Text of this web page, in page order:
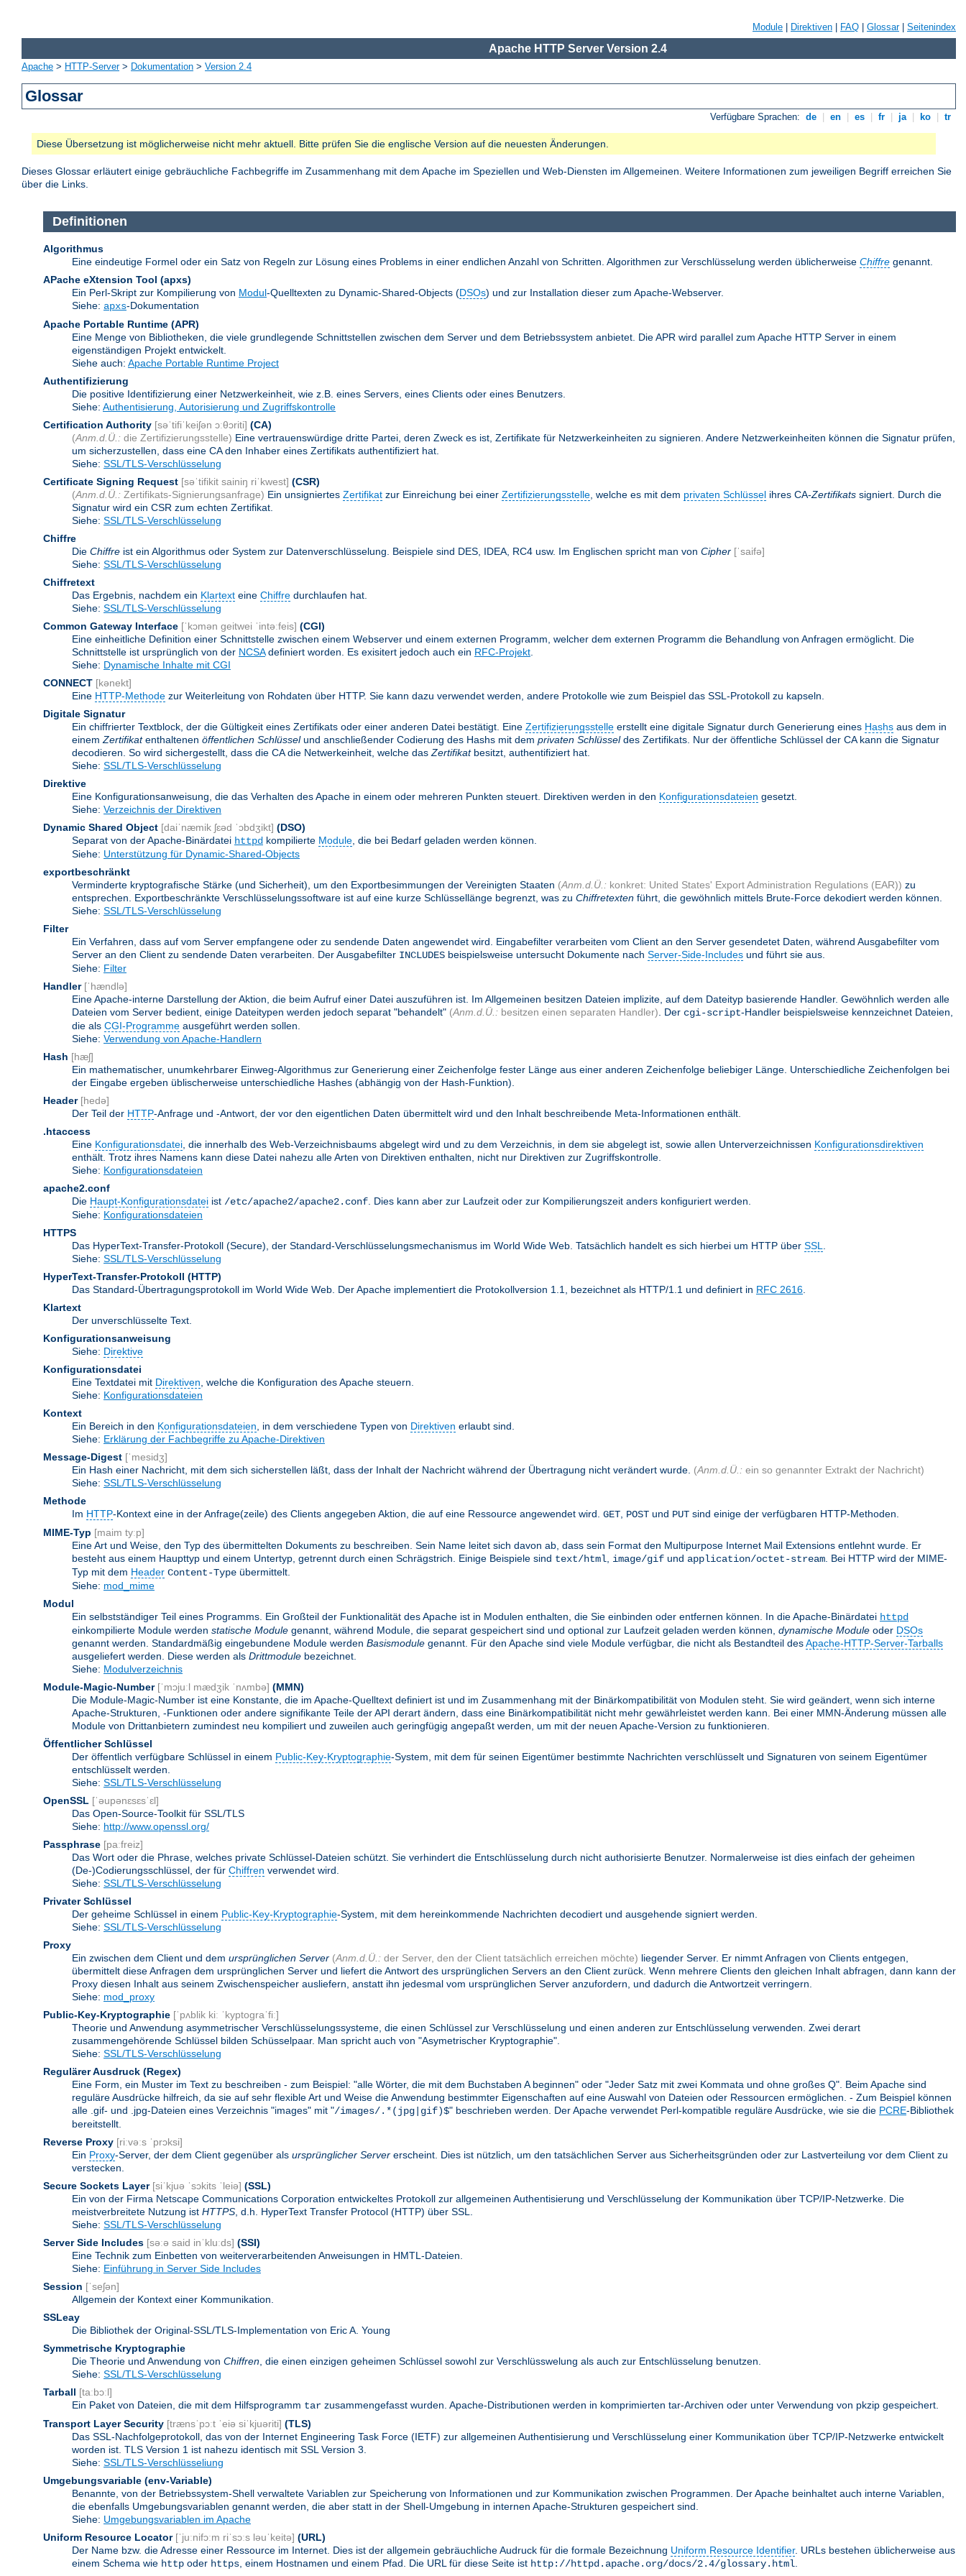
Module Direktiven FAQ Glossar| Seitenindex
Apache HTTP Server Version 2.4
Apache > HTTP-Server> Dokumentation > Version 2.4
Glossar
Verfügbare Sprachen: de en es fr ja ko tr
Diese Übersetzung ist möglicherweise nicht mehr aktuell. Bitte prüfen Sie die englische Version auf die neuesten Änderungen.
Dieses Glossar erläutert einige gebräuchliche Fachbegriffe im Zusammenhang mit dem Apache im Speziellen und Web-Diensten im Allgemeinen. Weitere Informationen zum jeweiligen Begriff erreichen Sie
über die Links.
Definitionen
Algorithmus
Eine eindeutige Formel oder ein Satz von Regeln zur Lösung eines Problems in einer endlichen Anzahl von Schritten. Algorithmen zur Verschlüsselung werden üblicherweise Chiffre genannt.
APache eXtension Tool (apxs)
Ein Perl-Skript zur Kompilierung von Modul-Quelltexten zu Dynamic-Shared-Objects (DSOs) und zur Installation dieser zum Apache-Webserver.
Siehe: apxs-Dokumentation
Apache Portable Runtime (APR)
Eine Menge von Bibliotheken, die viele grundlegende Schnittstellen zwischen dem Server und dem Betriebssystem anbietet. Die APR wird parallel zum Apache HTTP Server in einem
eigenständigen Projekt entwickelt.
Siehe auch: Apache Portable Runtime Project
Authentifizierung
Die positive Identifizierung einer Netzwerkeinheit, wie z.B. eines Servers, eines Clients oder eines Benutzers.
Siehe: Authentisierung, Autorisierung und Zugriffskontrolle
Certification Authority [səˈtifiˈkeiʃən ɔːθɔriti] (CA)
(Anm.d.Ü.: die Zertifizierungsstelle) Eine vertrauenswürdige dritte Partei, deren Zweck es ist, Zertifikate für Netzwerkeinheiten zu signieren. Andere Netzwerkeinheiten können die Signatur prüfen,
um sicherzustellen, dass eine CA den Inhaber eines Zertifikats authentifiziert hat.
Siehe: SSL/TLS-Verschlüsselung
Certificate Signing Request [səˈtifikit sainiŋ riˈkwest] (CSR)
(Anm.d.Ü.: Zertifikats-Signierungsanfrage) Ein unsigniertes Zertifikat zur Einreichung bei einer Zertifizierungsstelle , welche es mit dem privaten Schlüssel ihres CA-Zertifikats signiert. Durch die
Signatur wird ein CSR zum echten Zertifikat.
Siehe: SSL/TLS-Verschlüsselung
Chiffre
Die Chiffre ist ein Algorithmus oder System zur Datenverschlüsselung. Beispiele sind DES, IDEA, RC4 usw. Im Englischen spricht man von Cipher [ˈsaifə]
Siehe: SSL/TLS-Verschlüsselung
Chiffretext
Das Ergebnis, nachdem ein Klartext eine Chiffre durchlaufen hat.
Siehe: SSL/TLS-Verschlüsselung
Common Gateway Interface [ˈkɔmən geitwei ˈintəːfeis] (CGI)
Eine einheitliche Definition einer Schnittstelle zwischen einem Webserver und einem externen Programm, welcher dem externen Programm die Behandlung von Anfragen ermöglicht. Die
Schnittstelle ist ursprünglich von der NCSAdefiniert worden. Es exisitert jedoch auch ein RFC-Projekt
Siehe: Dynamische Inhalte mit CGI
CONNECT [kənekt]
Eine HTTP-Methode zur Weiterleitung von Rohdaten über HTTP. Sie kann dazu verwendet werden, andere Protokolle wie zum Beispiel das SSL-Protokoll zu kapseln.
Digitale Signatur
Ein chiffrierter Textblock, der die Gültigkeit eines Zertifikats oder einer anderen Datei bestätigt. Eine Zertifizierungsstelle erstellt eine digitale Signatur durch Generierung eines Hashs aus dem in
einem Zertifikatenthaltenen öffentlichen Schlüsselund anschließender Codierung des Hashs mit dem privaten Schlüsseldes Zertifikats. Nur der öffentliche Schlüssel der CA kann die Signatur
decodieren. So wird sichergestellt, dass die CA die Netwerkeinheit, welche das Zertifikatbesitzt, authentifiziert hat.
Siehe: SSL/TLS-Verschlüsselung
Direktive
Eine Konfigurationsanweisung, die das Verhalten des Apache in einem oder mehreren Punkten steuert. Direktiven werden in den Konfigurationsdateien gesetzt.
Siehe: Verzeichnis der Direktiven
Dynamic Shared Object [daiˈnæmik ʃɛəd ˈɔbdʒikt] (DSO)
Separat von der Apache-Binärdatei httpd kompilierte Module , die bei Bedarf geladen werden können.
Siehe: Unterstützung für Dynamic-Shared-Objects
exportbeschränkt
Verminderte kryptografische Stärke (und Sicherheit), um den Exportbesimmungen der Vereinigten Staaten (Anm.d.Ü.: konkret: United States' Export Administration Regulations (EAR)) zu
entsprechen. Exportbeschränkte Verschlüsselungssoftware ist auf eine kurze Schlüssellänge begrenzt, was zu Chiffretexten führt, die gewöhnlich mittels Brute-Force dekodiert werden können.
Siehe: SSL/TLS-Verschlüsselung
Filter
Ein Verfahren, dass auf vom Server empfangene oder zu sendende Daten angewendet wird. Eingabefilter verarbeiten vom Client an den Server gesendetet Daten, während Ausgabefilter vom
Server an den Client zu sendende Daten verarbeiten. Der Ausgabefilter INCLUDES beispielsweise untersucht Dokumente nach Server-Side-Includes und führt sie aus.
Siehe: Filter
Handler [ˈhændlə]
Eine Apache-interne Darstellung der Aktion, die beim Aufruf einer Datei auszuführen ist. Im Allgemeinen besitzen Dateien implizite, auf dem Dateityp basierende Handler. Gewöhnlich werden alle
Dateien vom Server bedient, einige Dateitypen werden jedoch separat "behandelt" (Anm.d.Ü.: besitzen einen separaten Handler) . Der cgi-script-Handler beispielsweise kennzeichnet Dateien,
die als CGI-Programme ausgeführt werden sollen.
Siehe: Verwendung von Apache-Handlern
Hash [hæʃ]
Ein mathematischer, unumkehrbarer Einweg-Algorithmus zur Generierung einer Zeichenfolge fester Länge aus einer anderen Zeichenfolge beliebiger Länge. Unterschiedliche Zeichenfolgen bei
der Eingabe ergeben üblischerweise unterschiedliche Hashes (abhängig von der Hash-Funktion).
Header [hedə]
Der Teil der HTTP-Anfrage und -Antwort, der vor den eigentlichen Daten übermittelt wird und den Inhalt beschreibende Meta-Informationen enthält.
.htaccess
Eine Konfigurationsdatei , die innerhalb des Web-Verzeichnisbaums abgelegt wird und zu dem Verzeichnis, in dem sie abgelegt ist, sowie allen Unterverzeichnissen Konfigurationsdirektiven
enthält. Trotz ihres Namens kann diese Datei nahezu alle Arten von Direktiven enthalten, nicht nur Direktiven zur Zugriffskontrolle.
Siehe: Konfigurationsdateien
apache2.conf
Die Haupt-Konfigurationsdatei ist /etc/apache2/apache2.conf . Dies kann aber zur Laufzeit oder zur Kompilierungszeit anders konfiguriert werden.
Siehe: Konfigurationsdateien
HTTPS
Das HyperText-Transfer-Protokoll (Secure), der Standard-Verschlüsselungsmechanismus im World Wide Web. Tatsächlich handelt es sich hierbei um HTTP über SSL
Siehe: SSL/TLS-Verschlüsselung
HyperText-Transfer-Protokoll (HTTP)
Das Standard-Übertragungsprotokoll im World Wide Web. Der Apache implementiert die Protokollversion 1.1, bezeichnet als HTTP/1.1 und definiert in RFC 2616
Klartext
Der unverschlüsselte Text.
Konfigurationsanweisung
Siehe: Direktive
Konfigurationsdatei
Eine Textdatei mit Direktiven , welche die Konfiguration des Apache steuern.
Siehe: Konfigurationsdateien
Kontext
Ein Bereich in den Konfigurationsdateien , in dem verschiedene Typen von Direktiven erlaubt sind.
Siehe: Erklärung der Fachbegriffe zu Apache-Direktiven
Message-Digest [ˈmesidʒ]
Ein Hash einer Nachricht, mit dem sich sicherstellen läßt, dass der Inhalt der Nachricht während der Übertragung nicht verändert wurde. (Anm.d.Ü.: ein so genannter Extrakt der Nachricht)
Siehe: SSL/TLS-Verschlüsselung
Methode
Im HTTP-Kontext eine in der Anfrage(zeile) des Clients angegeben Aktion, die auf eine Ressource angewendet wird. GET POST und PUT sind einige der verfügbaren HTTP-Methoden.
MIME-Typ [maim tyːp]
Eine Art und Weise, den Typ des übermittelten Dokuments zu beschreiben. Sein Name leitet sich davon ab, dass sein Format den Multipurpose Internet Mail Extensions entlehnt wurde. Er
besteht aus einem Haupttyp und einem Untertyp, getrennt durch einen Schrägstrich. Einige Beispiele sind text/html image/gif und application/octet-stream . Bei HTTP wird der MIME-
Typ mit dem Header Content-Type übermittelt.
Siehe: mod_mime
Modul
Ein selbstständiger Teil eines Programms. Ein Großteil der Funktionalität des Apache ist in Modulen enthalten, die Sie einbinden oder entfernen können. In die Apache-Binärdatei httpd
einkompilierte Module werden statische Module genannt, während Module, die separat gespeichert sind und optional zur Laufzeit geladen werden können, dynamische Module oder DSOs
genannt werden. Standardmäßig eingebundene Module werden Basismodule genannt. Für den Apache sind viele Module verfügbar, die nicht als Bestandteil desApache-HTTP-Server-Tarballs
ausgeliefert werden. Diese werden als Drittmodule bezeichnet.
Siehe: Modulverzeichnis
Module-Magic-Number [ˈmɔjuːl mædʒik ˈnʌmbə] (MMN)
Die Module-Magic-Number ist eine Konstante, die im Apache-Quelltext definiert ist und im Zusammenhang mit der Binärkompatibilität von Modulen steht. Sie wird geändert, wenn sich interne
Apache-Strukturen, -Funktionen oder andere signifikante Teile der API derart ändern, dass eine Binärkompatibilität nicht mehr gewährleistet werden kann. Bei einer MMN-Änderung müssen alle
Module von Drittanbietern zumindest neu kompiliert und zuweilen auch geringfügig angepaßt werden, um mit der neuen Apache-Version zu funktionieren.
Öffentlicher Schlüssel
Der öffentlich verfügbare Schlüssel in einem Public-Key-Kryptographie-System, mit dem für seinen Eigentümer bestimmte Nachrichten verschlüsselt und Signaturen von seinem Eigentümer
entschlüsselt werden.
Siehe: SSL/TLS-Verschlüsselung
OpenSSL [ˈəupənɛsɛsˈɛl]
Das Open-Source-Toolkit für SSL/TLS
Siehe: http://www.openssl.org/
Passphrase [paːfreiz]
Das Wort oder die Phrase, welches private Schlüssel-Dateien schützt. Sie verhindert die Entschlüsselung durch nicht authorisierte Benutzer. Normalerweise ist dies einfach der geheimen
(De-)Codierungsschlüssel, der für Chiffren verwendet wird.
Siehe: SSL/TLS-Verschlüsselung
Privater Schlüssel
Der geheime Schlüssel in einem Public-Key-Kryptographie-System, mit dem hereinkommende Nachrichten decodiert und ausgehende signiert werden.
Siehe: SSL/TLS-Verschlüsselung
Proxy
Ein zwischen dem Client und dem ursprünglichen Server (Anm.d.Ü.: der Server, den der Client tatsächlich erreichen möchte) liegender Server. Er nimmt Anfragen von Clients entgegen,
übermittelt diese Anfragen dem ursprünglichen Server und liefert die Antwort des ursprünglichen Servers an den Client zurück. Wenn mehrere Clients den gleichen Inhalt abfragen, dann kann der
Proxy diesen Inhalt aus seinem Zwischenspeicher ausliefern, anstatt ihn jedesmal vom ursprünglichen Server anzufordern, und dadurch die Antwortzeit verringern.
Siehe: mod_proxy
Public-Key-Kryptographie [ˈpʌblik kiː ˈkyptograˈfiː]
Theorie und Anwendung asymmetrischer Verschlüsselungssysteme, die einen Schlüssel zur Verschlüsselung und einen anderen zur Entschlüsselung verwenden. Zwei derart
zusammengehörende Schlüssel bilden Schüsselpaar. Man spricht auch von "Asymetrischer Kryptographie".
Siehe: SSL/TLS-Verschlüsselung
Regulärer Ausdruck (Regex)
Eine Form, ein Muster im Text zu beschreiben - zum Beispiel: "alle Wörter, die mit dem Buchstaben A beginnen" oder "Jeder Satz mit zwei Kommata und ohne großes Q". Beim Apache sind
reguläre Ausdrücke hilfreich, da sie auf sehr flexible Art und Weise die Anwendung bestimmter Eigenschaften auf eine Auswahl von Dateien oder Ressourcen ermöglichen. - Zum Beispiel können
alle .gif- und .jpg-Dateien eines Verzeichnis "images" mit "/images/.*(jpg|gif)$" beschrieben werden. Der Apache verwendet Perl-kompatible reguläre Ausdrücke, wie sie die PCRE-Bibliothek
bereitstellt.
Reverse Proxy [riːvəːs ˈprɔksi]
Ein Proxy-Server, der dem Client gegenüber als ursprünglicher Server erscheint. Dies ist nützlich, um den tatsächlichen Server aus Sicherheitsgründen oder zur Lastverteilung vor dem Client zu
verstecken.
Secure Sockets Layer [siˈkjuə ˈsɔkits ˈleiə] (SSL)
Ein von der Firma Netscape Communications Corporation entwickeltes Protokoll zur allgemeinen Authentisierung und Verschlüsselung der Kommunikation über TCP/IP-Netzwerke. Die
meistverbreitete Nutzung ist HTTPS , d.h. HyperText Transfer Protocol (HTTP) über SSL.
Siehe: SSL/TLS-Verschlüsselung
Server Side Includes [səːə said inˈkluːds] (SSI)
Eine Technik zum Einbetten von weiterverarbeitenden Anweisungen in HMTL-Dateien.
Siehe: Einführung in Server Side Includes
Session [ˈseʃən]
Allgemein der Kontext einer Kommunikation.
SSLeay
Die Bibliothek der Original-SSL/TLS-Implementation von Eric A. Young
Symmetrische Kryptographie
Die Theorie und Anwendung von Chiffren , die einen einzigen geheimen Schlüssel sowohl zur Verschlüsswelung als auch zur Entschlüsselung benutzen.
Siehe: SSL/TLS-Verschlüsselung
Tarball [taːbɔːl]
Ein Paket von Dateien, die mit dem Hilfsprogramm tar zusammengefasst wurden. Apache-Distributionen werden in komprimierten tar-Archiven oder unter Verwendung von pkzip gespeichert.
Transport Layer Security [trænsˈpɔːt ˈeiə siˈkjuəriti] (TLS)
Das SSL-Nachfolgeprotokoll, das von der Internet Engineering Task Force (IETF) zur allgemeinen Authentisierung und Verschlüsselung einer Kommunikation über TCP/IP-Netzwerke entwickelt
worden ist. TLS Version 1 ist nahezu identisch mit SSL Version 3.
Siehe: SSL/TLS-Verschlüsseliung
Umgebungsvariable (env-Variable)
Benannte, von der Betriebssystem-Shell verwaltete Variablen zur Speicherung von Informationen und zur Kommunikation zwischen Programmen. Der Apache beinhaltet auch interne Variablen,
die ebenfalls Umgebungsvariablen genannt werden, die aber statt in der Shell-Umgebung in internen Apache-Strukturen gespeichert sind.
Siehe: Umgebungsvariablen im Apache
Uniform Resource Locator [ˈjuːnifɔːm riˈsɔːs ləuˈkeitə] (URL)
Der Name bzw. die Adresse einer Ressource im Internet. Dies ist der allgemein gebräuchliche Audruck für die formale Bezeichnung Uniform Resource Identifier. URLs bestehen üblicherweise aus
einem Schema wie http oder https , einem Hostnamen und einem Pfad. Die URL für diese Seite ist http://httpd.apache.org/docs/2.4/glossary.html